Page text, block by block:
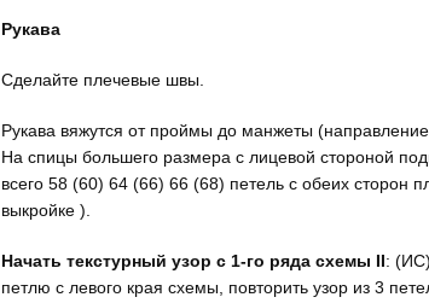
Рукава
Сделайте плечевые швы.
Рукава вяжутся от проймы до манжеты
На спицы большего размера с лицевой стороной
всего 58 (60) 64 (66) 66 (68) петель с обеих сторон
выкройке ).
Начать текстурный узор с 1-го ряда схемы II:
петлю с левого края схемы, повторить узор из 3